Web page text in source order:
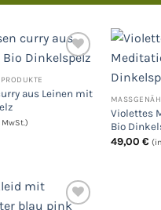
die
aus Leinen mit
Violettes
Bio
49,00 €